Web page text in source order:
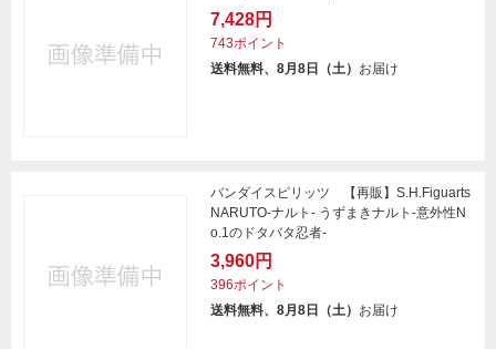
7,428円
743ポイント
送料無料、8月8日（土） お届け
バンダイスピリッツ 【再販】S.H.Figuarts
NARUTO-ナルト- うずまきナルト-意外性N
o.1のドタバタ忍者-
3,960円
396ポイント
送料無料、8月8日（土） お届け